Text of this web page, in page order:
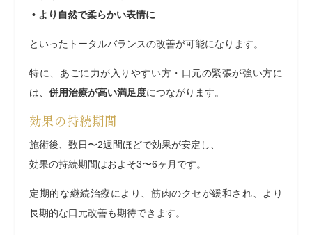
• より自然で柔らかい表情に
といったトータルバランスの改善が可能になります。
特に、あごに力が入りやすい方・口元の緊張が強い方に
は、併用治療が高い満足度につながります。
効果の持続期間
施術後、数日〜2週間ほどで効果が安定し、
効果の持続期間はおよそ3〜6ヶ月です。
定期的な継続治療により、筋肉のクセが緩和され、より
長期的な口元改善も期待できます。